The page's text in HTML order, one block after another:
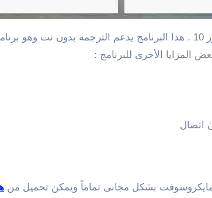
الخيار الأول لمن يبحث عن برامج ترجمة للكمبيوتر بدون نت ويندوز 10 . هذا
المزايا الأخرى للبرنامج :
اتصال